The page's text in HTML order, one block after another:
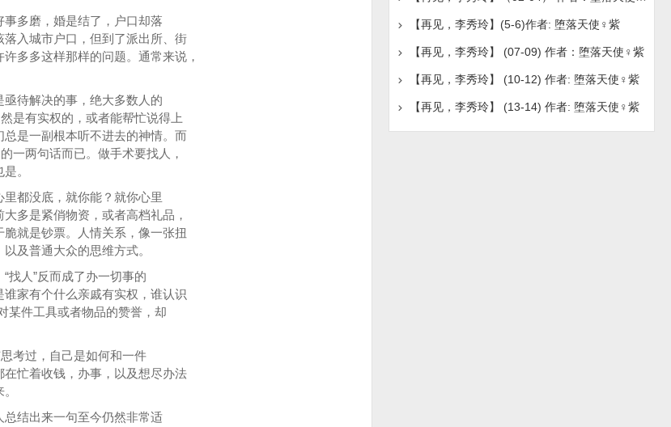
多磨，婚是结了，户口却落
入城市户口，但到了派出所、街
多多这样那样的问题。通常来说，
待解决的事，绝大多数人的
是有实权的，或者能帮忙说得上
是一副根本听不进去的神情。而
一两句话而已。做手术要找人，
。
都没底，就你能？就你心里
多是紧俏物资，或者高档礼品，
就是钞票。人情关系，像一张扭
及普通大众的思维方式。
找人”反而成了办一切事的
家有个什么亲戚有实权，谁认识
某件工具或者物品的赞誉，却
考过，自己是如何和一件
忙着收钱，办事，以及想尽办法
结出来一句至今仍然非常适
【再见，李秀玲】(5-6)作者: 堕落天使♀紫
【再见，李秀玲】 (07-09) 作者：堕落天使♀紫
【再见，李秀玲】 (10-12) 作者: 堕落天使♀紫
【再见，李秀玲】 (13-14) 作者: 堕落天使♀紫